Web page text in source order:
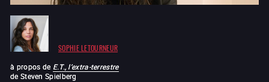
SOPHIE LETOURNEUR
à propos de E.T., l’extra-terrestre
de Steven Spielberg